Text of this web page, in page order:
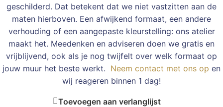
geschilderd. Dat betekent dat we niet vastzitten aan de
maten hierboven. Een afwijkend formaat, een andere
verhouding of een aangepaste kleurstelling: ons atelier
maakt het. Meedenken en adviseren doen we gratis en
vrijblijvend, ook als je nog twijfelt over welk formaat op
jouw muur het beste werkt. Neem contact met ons op en
wij reageren binnen 1 dag!
Toevoegen aan verlanglijst